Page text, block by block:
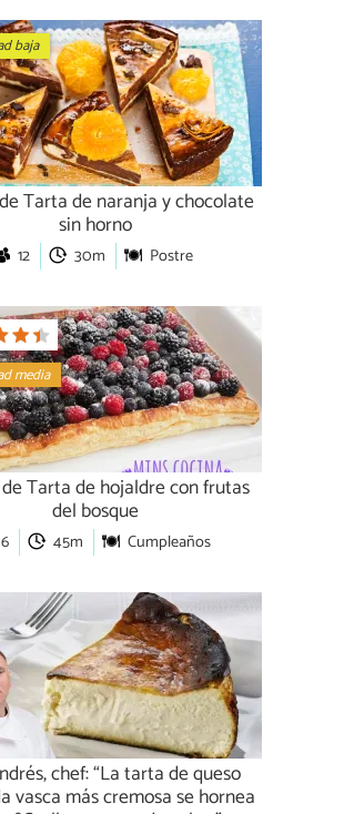
baja
Tarta de naranja y chocolate
sin horno
12 30m Postre
media
Tarta de hojaldre con frutas
del bosque
6 45m Cumpleaños
chef: “La tarta de queso
vasca más cremosa se hornea